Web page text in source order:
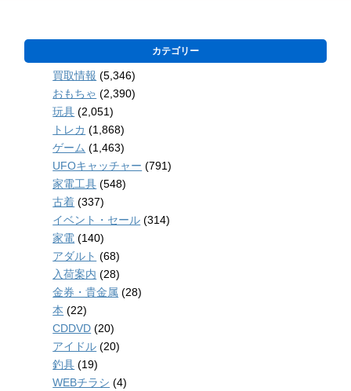
カテゴリー
買取情報 (5,346)
おもちゃ (2,390)
玩具 (2,051)
トレカ (1,868)
ゲーム (1,463)
UFOキャッチャー (791)
家電工具 (548)
古着 (337)
イベント・セール (314)
家電 (140)
アダルト (68)
入荷案内 (28)
金券・貴金属 (28)
本 (22)
CDDVD (20)
アイドル (20)
釣具 (19)
WEBチラシ (4)